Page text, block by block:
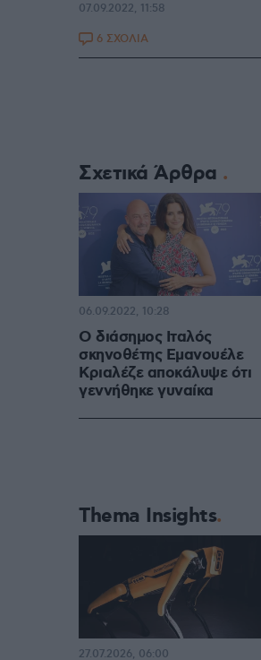
07.09.2022, 11:58
6 ΣΧΟΛΙΑ
Σχετικά Άρθρα
Ο διάσημος Ιταλός
σκηνοθέτης Εμανουέλε
Κριαλέζε αποκάλυψε ότι
γεννήθηκε γυναίκα
06.09.2022, 10:28
Thema Insights
27.07.2026, 06:00